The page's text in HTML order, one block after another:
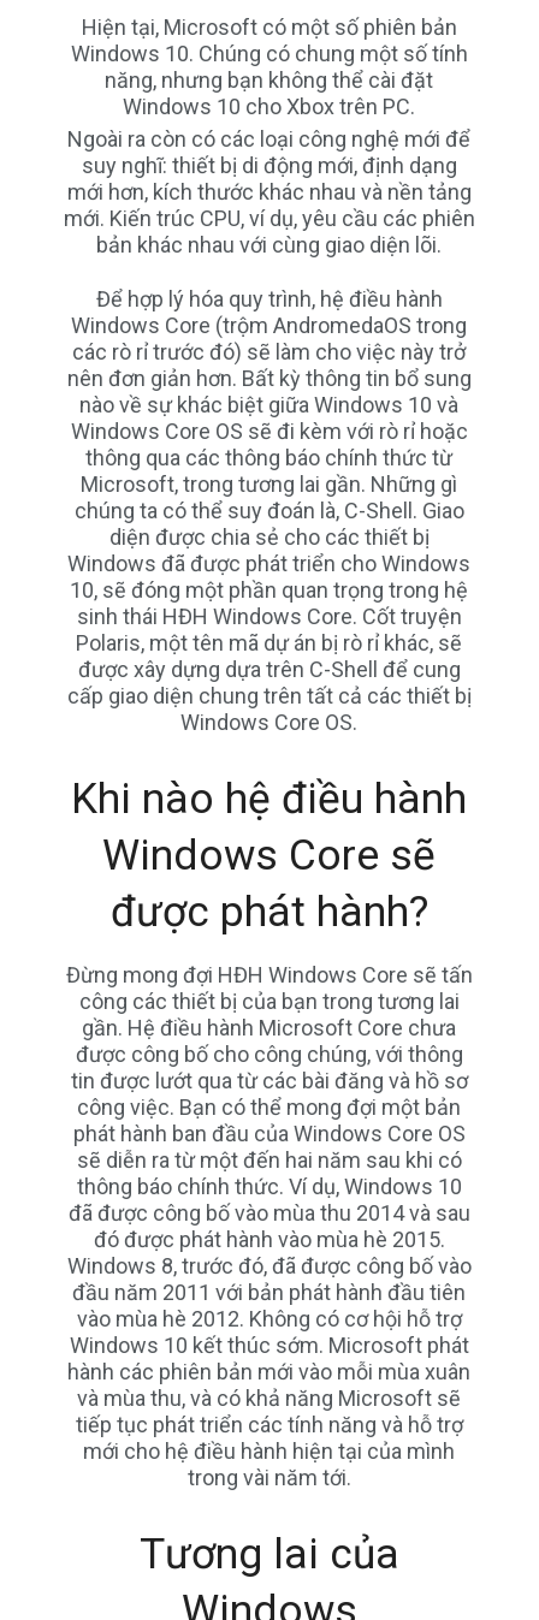
Hiện tại, Microsoft có một số phiên bản
Windows 10. Chúng có chung một số tính
năng, nhưng bạn không thể cài đặt
Windows 10 cho Xbox trên PC.
Ngoài ra còn có các loại công nghệ mới để
suy nghĩ: thiết bị di động mới, định dạng
mới hơn, kích thước khác nhau và nền tảng
mới. Kiến trúc CPU, ví dụ, yêu cầu các phiên
bản khác nhau với cùng giao diện lõi.
Để hợp lý hóa quy trình, hệ điều hành
Windows Core (trộm AndromedaOS trong
các rò rỉ trước đó) sẽ làm cho việc này trở
nên đơn giản hơn. Bất kỳ thông tin bổ sung
nào về sự khác biệt giữa Windows 10 và
Windows Core OS sẽ đi kèm với rò rỉ hoặc
thông qua các thông báo chính thức từ
Microsoft, trong tương lai gần. Những gì
chúng ta có thể suy đoán là, C-Shell. Giao
diện được chia sẻ cho các thiết bị
Windows đã được phát triển cho Windows
10, sẽ đóng một phần quan trọng trong hệ
sinh thái HĐH Windows Core. Cốt truyện
Polaris, một tên mã dự án bị rò rỉ khác, sẽ
được xây dựng dựa trên C-Shell để cung
cấp giao diện chung trên tất cả các thiết bị
Windows Core OS.
Khi nào hệ điều hành
Windows Core sẽ
được phát hành?
Đừng mong đợi HĐH Windows Core sẽ tấn
công các thiết bị của bạn trong tương lai
gần. Hệ điều hành Microsoft Core chưa
được công bố cho công chúng, với thông
tin được lướt qua từ các bài đăng và hồ sơ
công việc. Bạn có thể mong đợi một bản
phát hành ban đầu của Windows Core OS
sẽ diễn ra từ một đến hai năm sau khi có
thông báo chính thức. Ví dụ, Windows 10
đã được công bố vào mùa thu 2014 và sau
đó được phát hành vào mùa hè 2015.
Windows 8, trước đó, đã được công bố vào
đầu năm 2011 với bản phát hành đầu tiên
vào mùa hè 2012. Không có cơ hội hỗ trợ
Windows 10 kết thúc sớm. Microsoft phát
hành các phiên bản mới vào mỗi mùa xuân
và mùa thu, và có khả năng Microsoft sẽ
tiếp tục phát triển các tính năng và hỗ trợ
mới cho hệ điều hành hiện tại của mình
trong vài năm tới.
Tương lai của